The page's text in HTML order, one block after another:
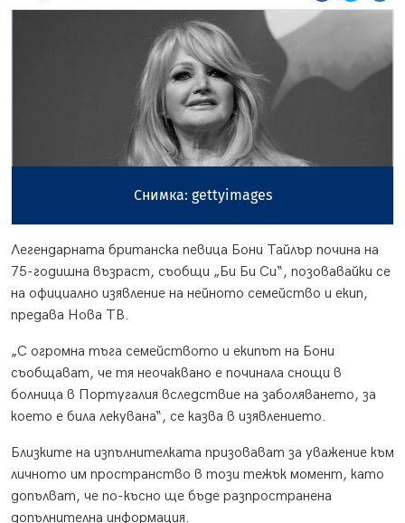
Снимка: gettyimages
Легендарната британска певица Бони Тайлър почина на
75-годишна възраст, съобщи „Би Би Си“, позовавайки се
на официално изявление на нейното семейство и екип,
предава Нова ТВ.
„С огромна тъга семейството и екипът на Бони
съобщават, че тя неочаквано е починала снощи в
болница в Португалия вследствие на заболяването, за
което е била лекувана“, се казва в изявлението.
Близките на изпълнителката призовават за уважение към
личното им пространство в този тежък момент, като
допълват, че по-късно ще бъде разпространена
допълнителна информация.